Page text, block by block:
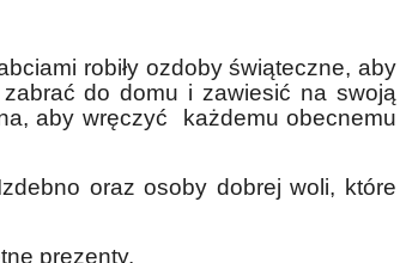
robiły ozdoby świąteczne, aby
do domu i zawiesić na swoją
aby wręczyć każdemu obecnemu
oraz osoby dobrej woli, które
prezenty.